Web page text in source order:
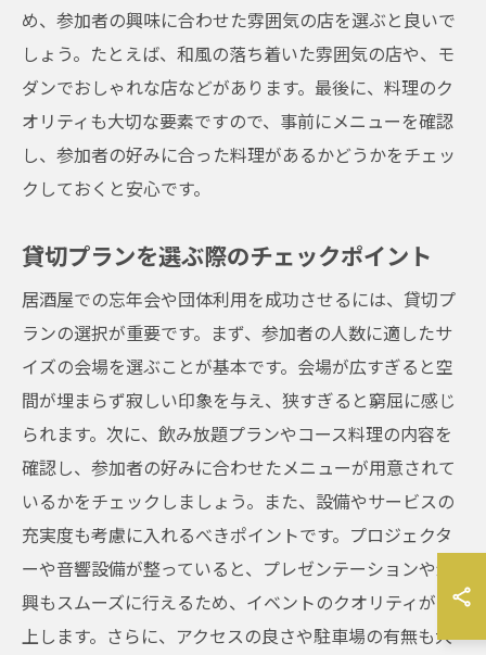
め、参加者の興味に合わせた雰囲気の店を選ぶと良いで
しょう。たとえば、和風の落ち着いた雰囲気の店や、モ
ダンでおしゃれな店などがあります。最後に、料理のク
オリティも大切な要素ですので、事前にメニューを確認
し、参加者の好みに合った料理があるかどうかをチェッ
クしておくと安心です。
貸切プランを選ぶ際のチェックポイント
居酒屋での忘年会や団体利用を成功させるには、貸切プ
ランの選択が重要です。まず、参加者の人数に適したサ
イズの会場を選ぶことが基本です。会場が広すぎると空
間が埋まらず寂しい印象を与え、狭すぎると窮屈に感じ
られます。次に、飲み放題プランやコース料理の内容を
確認し、参加者の好みに合わせたメニューが用意されて
いるかをチェックしましょう。また、設備やサービスの
充実度も考慮に入れるべきポイントです。プロジェクタ
ーや音響設備が整っていると、プレゼンテーションや余
興もスムーズに行えるため、イベントのクオリティが向
上します。さらに、アクセスの良さや駐車場の有無も大